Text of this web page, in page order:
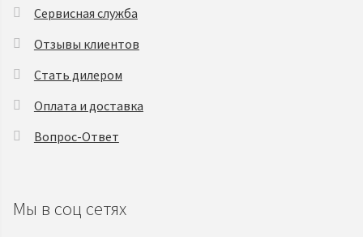
Сервисная служба
Отзывы клиентов
Стать дилером
Оплата и доставка
Вопрос-Ответ
Мы в соц сетях